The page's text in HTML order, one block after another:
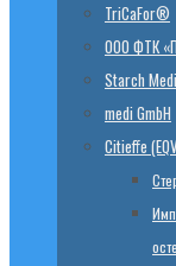
TriCaFor®
ООО ФТК
Starch
medi GmbH
Citieffe